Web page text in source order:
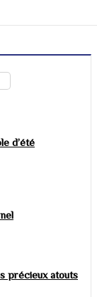
d’été
précieux atouts